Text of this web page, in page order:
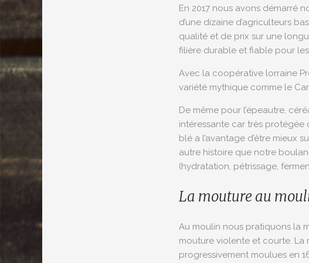
En 2017 nous avons démarré
d’une dizaine d’agriculteurs
qualité et de prix sur une
filière durable et fiable pour
Avec la coopérative lorraine
variété mythique comme le
De même pour l’épeautre,
intéressante car très protégée
blé a l’avantage d’être mieux
autre histoire que notre
(hydratation, pétrissage,
La mouture au
Au moulin nous pratiquons la
mouture violente et courte. La
progressivement moulues en